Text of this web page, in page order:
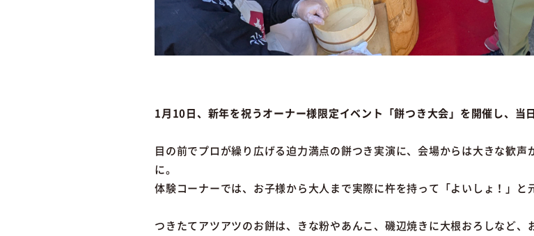
1月10日、新年を祝うオーナー様限定イベント「餅つき大会」を開催し、当
目の前でプロが繰り広げる迫力満点の餅つき実演に、会場からは大きな歓
に。
体験コーナーでは、お子様から大人まで実際に杵を持って「よいしょ！」と
つきたてアツアツのお餅は、きな粉やあんこ、磯辺焼きに大根おろしなど